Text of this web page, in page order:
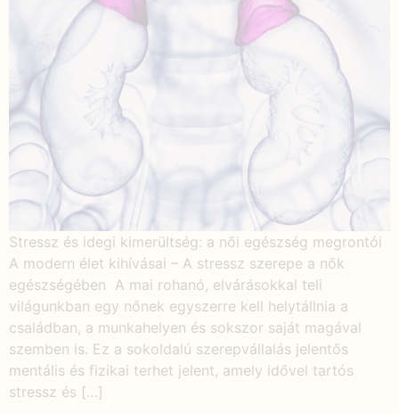
Stressz és idegi kimerültség: a női egészség megrontói
A modern élet kihívásai – A stressz szerepe a nők
egészségében A mai rohanó, elvárásokkal teli
világunkban egy nőnek egyszerre kell helytállnia a
családban, a munkahelyen és sokszor saját magával
szemben is. Ez a sokoldalú szerepvállalás jelentős
mentális és fizikai terhet jelent, amely idővel tartós
stressz és […]